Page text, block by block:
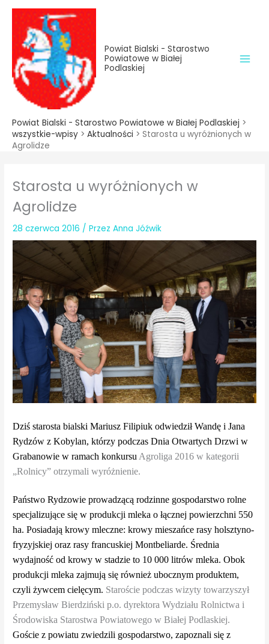
treści
Przejdź
treści
Powiat Bialski - Starostwo
Powiatowe w Białej
Podlaskiej
Powiat Bialski - Starostwo Powiatowe w Białej Podlaskiej >
wszystkie-wpisy > Aktualności > Starosta u wyróżnionych w
Agrolidze
Starosta u wyróżnionych w
Agrolidze
28 czerwca 2016 / PrzezAnna Jóźwik
Dziś starosta bialski Mariusz Filipiuk odwiedził Wandę i Jana
Rydzów z Kobylan, którzy podczas Dnia Otwartych Drzwi w
Grabanowie w ramach konkursuAgroliga 2016 w kategorii
„Rolnicy” otrzymali wyróżnienie.
Państwo Rydzowie prowadzącą rodzinne gospodarstwo rolne
specjalizujące się w produkcji mleka o łącznej powierzchni 550
ha. Posiadają krowy mleczne: krowy mieszańce rasy holsztyno-
fryzyjskiej oraz rasy francuskiej Montbeliarde. Średnia
wydajność od krowy w stadzie to 10 000 litrów mleka. Obok
produkcji mleka zajmują się również ubocznym produktem,
czyli żywcem cielęcym. Staroście podczas wizyty towarzyszył
Przemysław Bierdziński p.o. dyrektora Wydziału Rolnictwa i
Środowiska Starostwa Powiatowego w Białej Podlaskiej.
Goście z powiatu zwiedzili gospodarstwo, zapoznali się z